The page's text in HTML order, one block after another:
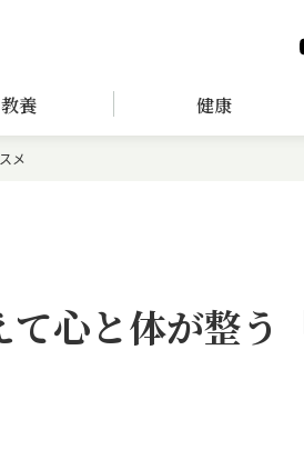
養 健康
メ
心と体が整う